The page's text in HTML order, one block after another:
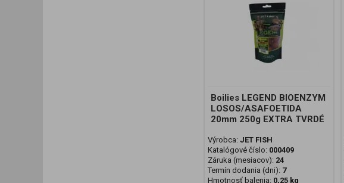
Boilies LEGEND BIOENZYM
LOSOS/ASAFOETIDA
20mm 250g EXTRA TVRDÉ
Výrobca: JET FISH
Katalógové číslo: 000409
Záruka (mesiacov): 24
Termín dodania (dni): 7
Hmotnosť balenia: 0,25 kg